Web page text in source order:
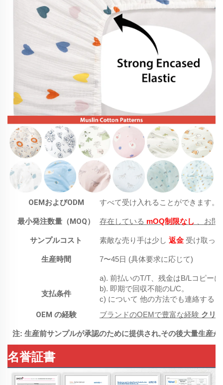
OEMおよびODM すべて受け入れることができます
最小発注数量（MOQ） 存在している mOQ制限なし 、お
サンプルコスト 素敵な売り手は少し 返金 受け取っ
生産時間 7〜45日 (具体要求に応じて)
支払条件
a). 前払いのT/T、残金はB/Lコピー
b). 即期で回収不能のL/C。
c) について 他の方法でも連絡する
OEM の経験 ブランドのOEMで豊富な経験 クリ
注: 生産前サンプルが承認のために提供され,その後大量生産が
名誉証書